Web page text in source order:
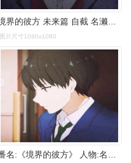
图片尺寸1080x1080